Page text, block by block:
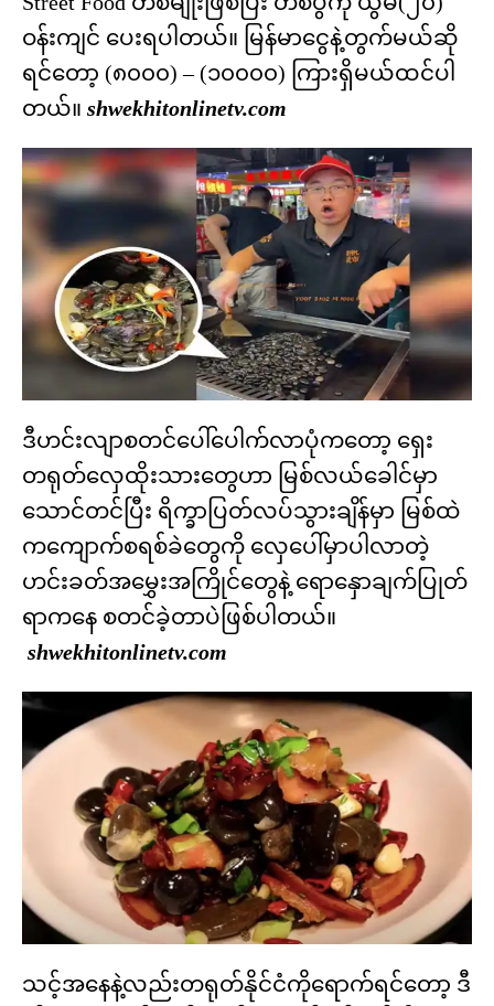
ဝန်းကျင် ပေးရပါတယ်။ မြန်မာငွေနဲ့တွက်မယ်ဆို
ရင်တော့ (၈၀၀၀) – (၁၀၀၀၀) ကြားရှိမယ်ထင်ပါ
တယ်။ shwekhitonlinetv.com
ဒီဟင်းလျာစတင်ပေါ်ပေါက်လာပုံကတော့ ရှေး
တရုတ်လှေထိုးသားတွေဟာ မြစ်လယ်ခေါင်မှာ
သောင်တင်ပြီး ရိက္ခာပြတ်လပ်သွားချိန်မှာ မြစ်ထဲ
ကကျောက်စရစ်ခဲတွေကို လှေပေါ်မှာပါလာတဲ့
ဟင်းခတ်အမွှေးအကြိုင်တွေနဲ့ ရောနှောချက်ပြုတ်
ရာကနေ စတင်ခဲ့တာပဲဖြစ်ပါတယ်။
shwekhitonlinetv.com
သင့်အနေနဲ့လည်းတရုတ်နိုင်ငံကိုရောက်ရင်တော့ ဒီ